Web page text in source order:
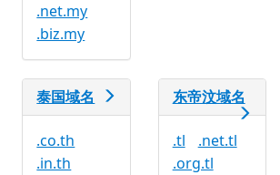
.net.my
.biz.my
泰国域名
.co.th
.in.th
东帝汶域名
.tl
.net.tl
.org.tl